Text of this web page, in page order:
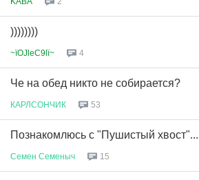
))))))))
~їOJleC9lї~ 4
Че на обед никто не собирается?
КАРЛСОНЧИК 53
Познакомлюсь с "Пушистый хвост"...
Семен Семеныч 15